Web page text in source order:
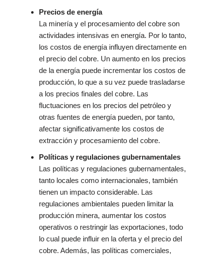
Precios de energía
La minería y el procesamiento del cobre son
actividades intensivas en energía. Por lo tanto,
los costos de energía influyen directamente en
el precio del cobre. Un aumento en los precios
de la energía puede incrementar los costos de
producción, lo que a su vez puede trasladarse
a los precios finales del cobre. Las
fluctuaciones en los precios del petróleo y
otras fuentes de energía pueden, por tanto,
afectar significativamente los costos de
extracción y procesamiento del cobre.
Políticas y regulaciones gubernamentales
Las políticas y regulaciones gubernamentales,
tanto locales como internacionales, también
tienen un impacto considerable. Las
regulaciones ambientales pueden limitar la
producción minera, aumentar los costos
operativos o restringir las exportaciones, todo
lo cual puede influir en la oferta y el precio del
cobre. Además, las políticas comerciales,